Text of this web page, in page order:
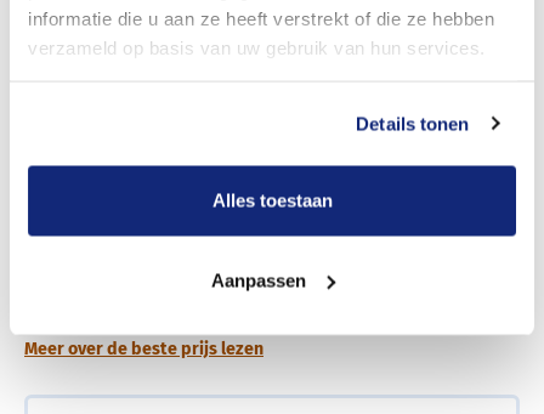
informatie die u aan ze heeft verstrekt of die ze hebben
verzameld op basis van uw gebruik van hun services.
Details tonen
Alles toestaan
Aanpassen
Dit kost een begrafenis
Meer over de beste prijs lezen